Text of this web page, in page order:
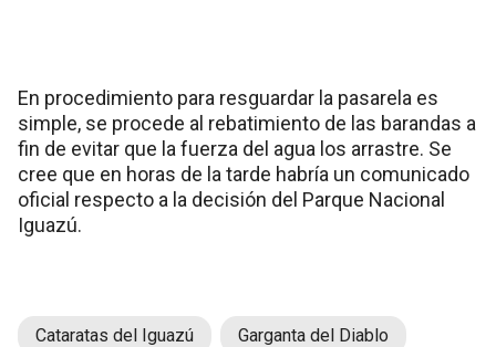
En procedimiento para resguardar la pasarela es
simple, se procede al rebatimiento de las barandas a
fin de evitar que la fuerza del agua los arrastre. Se
cree que en horas de la tarde habría un comunicado
oficial respecto a la decisión del Parque Nacional
Iguazú.
Cataratas del Iguazú Garganta del Diablo